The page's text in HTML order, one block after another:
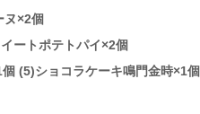
ヌ×2個
ートポテトパイ×2個
(5)ショコラケーキ鳴門金時×1個